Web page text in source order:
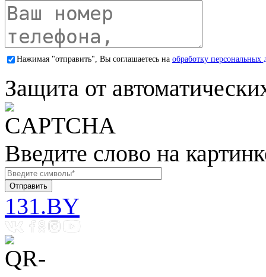
Нажимая "отправить", Вы соглашаетесь на обработку персональных
Защита от
Введите слово на
131.BY